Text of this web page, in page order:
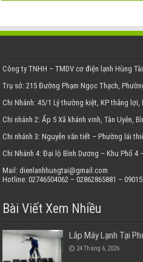
Công ty TNHH – TMDV cơ điện lạnh Hùng Tài
Trụ sở: 215 Đường Phạm Ngọc Thạch,
Chi Nhánh: 45/1 Lý thường kiệt, KP thắng lợi,
Chi nhánh 2: Ấp 5 Xã khánh vinh, Tân Uyên,
Chi nhánh 3: Nguyễn văn tiết – Phường lái
Chi Nhánh 4: Đại lộ Bình Dương – Khu Phố 4
Mail: dienlanhhungtai@gmail.com
Hotline: 02746504062 – 02862865881 –
Bài Viết Xem Nhiều
Lắp Máy Lạnh Tại
24 Tháng 6, 2026